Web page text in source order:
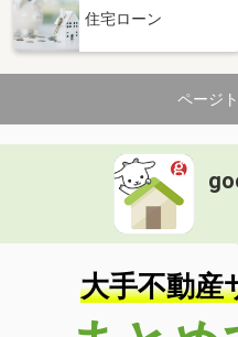
住宅ローン
ページ
大手不動産